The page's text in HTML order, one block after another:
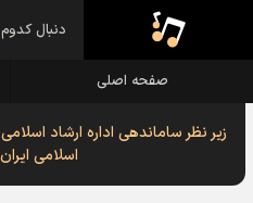
صفحه اصلی
زیر نظر ساماندهی اداره ارشاد
اسلامی